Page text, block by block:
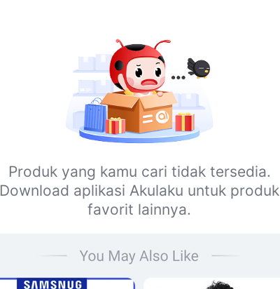
Produk yang kamu cari tidak tersedia.
Download aplikasi Akulaku untuk produk
favorit lainnya.